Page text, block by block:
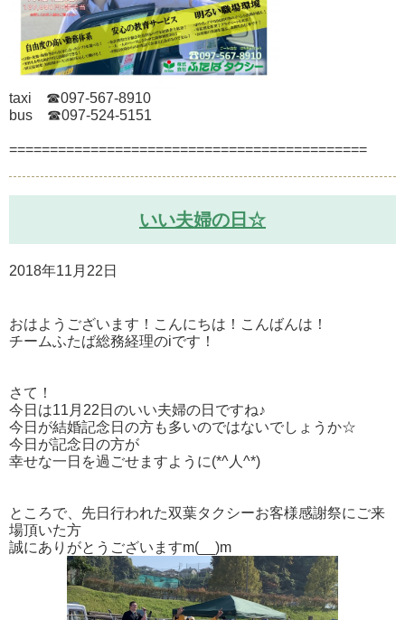
taxi ☎097-567-8910
bus ☎097-524-5151
============================================
いい夫婦の日☆
2018年11月22日
おはようございます！こんにちは！こんばんは！
チームふたば総務経理のiです！
さて！
今日は11月22日のいい夫婦の日ですね♪
今日が結婚記念日の方も多いのではないでしょうか☆
今日が記念日の方が
幸せな一日を過ごせますように(*^人^*)
ところで、先日行われた双葉タクシーお客様感謝祭にご来
場頂いた方
誠にありがとうございますm(__)m